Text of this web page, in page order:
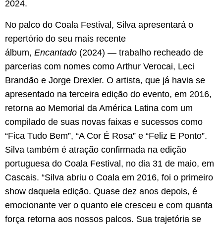
2024.
No palco do Coala Festival, Silva apresentará o
repertório do seu mais recente
álbum, Encantado (2024) — trabalho recheado de
parcerias com nomes como Arthur Verocai, Leci
Brandão e Jorge Drexler. O artista, que já havia se
apresentado na terceira edição do evento, em 2016,
retorna ao Memorial da América Latina com um
compilado de suas novas faixas e sucessos como
“Fica Tudo Bem”, “A Cor É Rosa” e “Feliz E Ponto”.
Silva também é atração confirmada na edição
portuguesa do Coala Festival, no dia 31 de maio, em
Cascais. “Silva abriu o Coala em 2016, foi o primeiro
show daquela edição. Quase dez anos depois, é
emocionante ver o quanto ele cresceu e com quanta
força retorna aos nossos palcos. Sua trajetória se